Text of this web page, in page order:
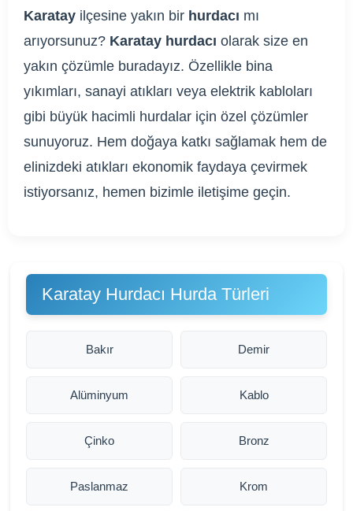
Karatay ilçesine yakın bir hurdacı mı
arıyorsunuz? Karatay hurdacı olarak size en
yakın çözümle buradayız. Özellikle bina
yıkımları, sanayi atıkları veya elektrik kabloları
gibi büyük hacimli hurdalar için özel çözümler
sunuyoruz. Hem doğaya katkı sağlamak hem de
elinizdeki atıkları ekonomik faydaya çevirmek
istiyorsanız, hemen bizimle iletişime geçin.
Karatay Hurdacı Hurda Türleri
Bakır Demir
Alüminyum Kablo
Çinko Bronz
Paslanmaz Krom